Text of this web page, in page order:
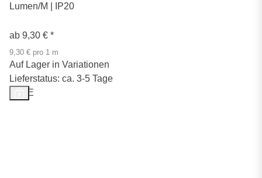
Lumen/M | IP20
ab 9,30 € *
9,30 € pro 1 m
Auf Lager in Variationen
Lieferstatus: ca. 3-5 Tage
SALE